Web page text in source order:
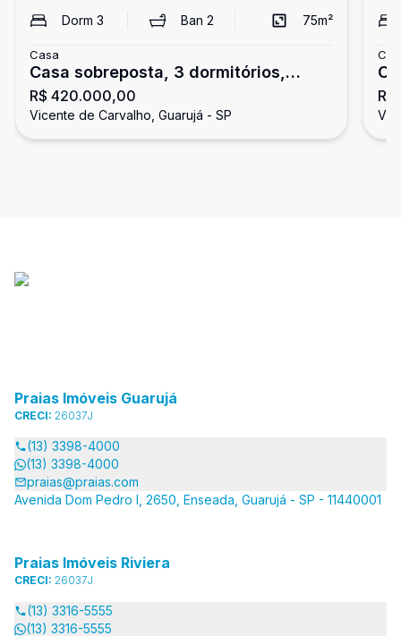
Dorm 3 Ban2 75m²
Casa
Casa sobreposta, 3 dormitórios,
Vicente de Carvalho, Guarujá
R$ 420.000,00
Vicente de Carvalho, Guarujá - SP
Praias Imóveis Guarujá
CRECI: 26037J
(13) 3398-4000
(13) 3398-4000
praias@praias.com
Avenida Dom Pedro I, 2650, Enseada, Guarujá - SP - 11440001
Praias Imóveis Riviera
CRECI: 26037J
(13) 3316-5555
(13) 3316-5555